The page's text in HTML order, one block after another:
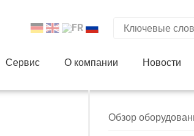
Сервис О компании Новости
Обзор